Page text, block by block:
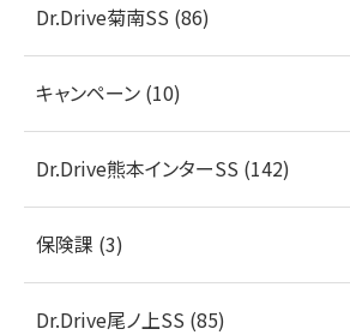
Dr.Drive菊南SS (86)
キャンペーン (10)
Dr.Drive熊本インターSS (142)
保険課 (3)
Dr.Drive尾ノ上SS (85)